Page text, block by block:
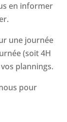
en informer
une journée
(soit 4H
plannings.
pour